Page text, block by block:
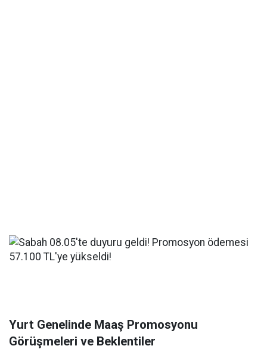
Yurt Genelinde Maaş Promosyonu
Görüşmeleri ve Beklentiler